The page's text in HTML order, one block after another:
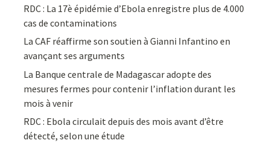
RDC : La 17è épidémie d’Ebola enregistre plus de 4.000
cas de contaminations
La CAF réaffirme son soutien à Gianni Infantino en
avançant ses arguments
La Banque centrale de Madagascar adopte des
mesures fermes pour contenir l’inflation durant les
mois à venir
RDC : Ebola circulait depuis des mois avant d’être
détecté, selon une étude